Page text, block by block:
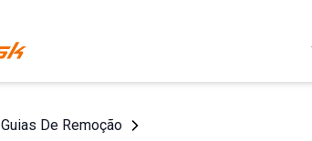
Guias De Remoção